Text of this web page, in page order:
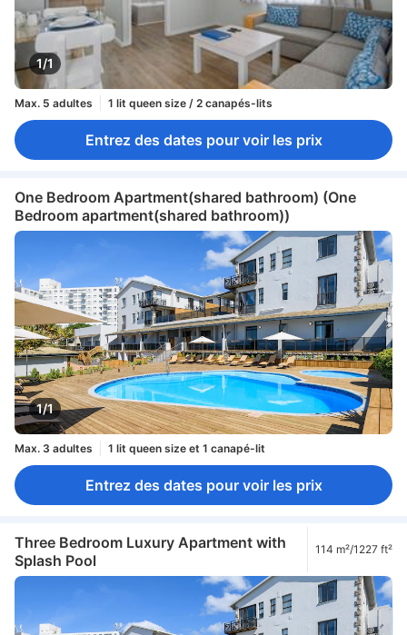
1/1
Max. 5 adultes 1 lit queen size / 2 canapés-lits
Entrez des dates pour voir les prix
One Bedroom Apartment(shared bathroom) (One
Bedroom apartment(shared bathroom))
1/1
Max. 3 adultes 1 lit queen size et 1 canapé-lit
Entrez des dates pour voir les prix
Three Bedroom Luxury Apartment with
Splash Pool
114 m²/1227 ft²